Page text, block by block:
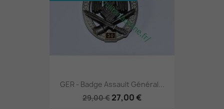
GER - Badge Assault Général...
29,00 € 27,00 €